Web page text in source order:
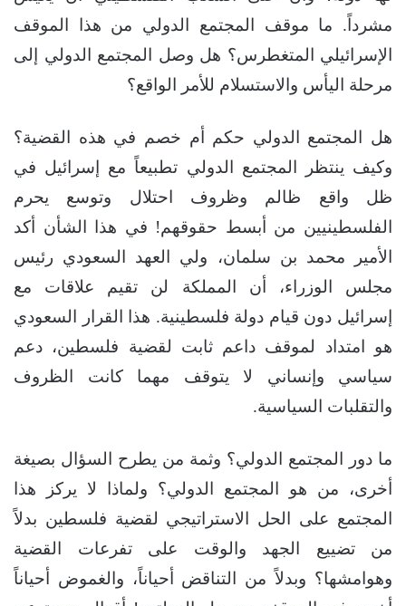
مشرداً. ما موقف المجتمع الدولي من هذا الموقف
الإسرائيلي المتغطرس؟ هل وصل المجتمع الدولي إلى
مرحلة اليأس والاستسلام للأمر الواقع؟
هل المجتمع الدولي حكم أم خصم في هذه القضية؟
وكيف ينتظر المجتمع الدولي تطبيعاً مع إسرائيل في
ظل واقع ظالم وظروف احتلال وتوسع يحرم
الفلسطينيين من أبسط حقوقهم! في هذا الشأن أكد
الأمير محمد بن سلمان، ولي العهد السعودي رئيس
مجلس الوزراء، أن المملكة لن تقيم علاقات مع
إسرائيل دون قيام دولة فلسطينية. هذا القرار السعودي
هو امتداد لموقف داعم ثابت لقضية فلسطين، دعم
سياسي وإنساني لا يتوقف مهما كانت الظروف
والتقلبات السياسية.
ما دور المجتمع الدولي؟ وثمة من يطرح السؤال بصيغة
أخرى، من هو المجتمع الدولي؟ ولماذا لا يركز هذا
المجتمع على الحل الاستراتيجي لقضية فلسطين بدلاً
من تضييع الجهد والوقت على تفرعات القضية
وهوامشها؟ وبدلاً من التناقض أحياناً، والغموض أحياناً